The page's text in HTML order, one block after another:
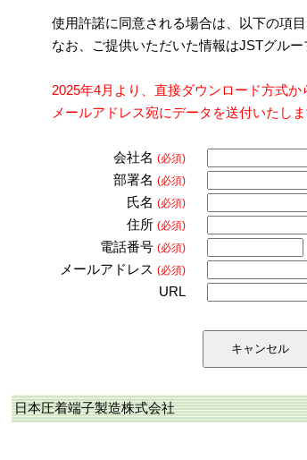
使用許諾に同意される場合は、以下の項
なお、ご提供いただいた情報はJSTグル
2025年4月より、直接ダウンロード方式
メールアドレス宛にデータを送付いたし
会社名 (必須)
部署名 (必須)
氏名 (必須)
住所 (必須)
電話番号 (必須)
メールアドレス (必須)
URL
日本圧着端子製造株式会社